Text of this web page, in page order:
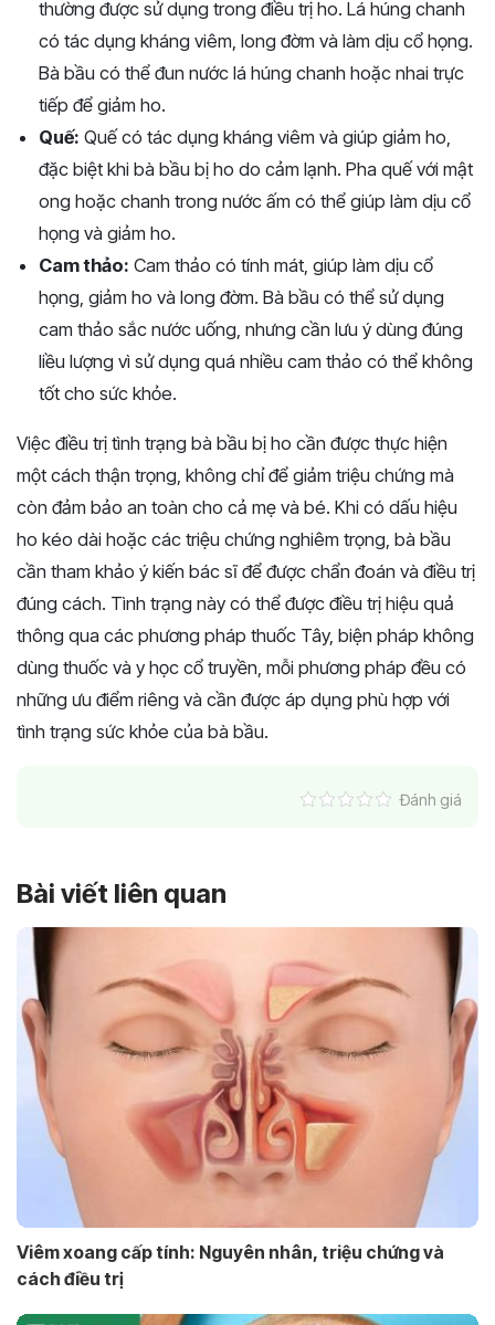
thường được sử dụng trong điều trị ho. Lá húng chanh
có tác dụng kháng viêm, long đờm và làm dịu cổ họng.
Bà bầu có thể đun nước lá húng chanh hoặc nhai trực
tiếp để giảm ho.
Quế: Quế có tác dụng kháng viêm và giúp giảm ho,
đặc biệt khi bà bầu bị ho do cảm lạnh. Pha quế với mật
ong hoặc chanh trong nước ấm có thể giúp làm dịu cổ
họng và giảm ho.
Cam thảo: Cam thảo có tính mát, giúp làm dịu cổ
họng, giảm ho và long đờm. Bà bầu có thể sử dụng
cam thảo sắc nước uống, nhưng cần lưu ý dùng đúng
liều lượng vì sử dụng quá nhiều cam thảo có thể không
tốt cho sức khỏe.
Việc điều trị tình trạng bà bầu bị ho cần được thực hiện
một cách thận trọng, không chỉ để giảm triệu chứng mà
còn đảm bảo an toàn cho cả mẹ và bé. Khi có dấu hiệu
ho kéo dài hoặc các triệu chứng nghiêm trọng, bà bầu
cần tham khảo ý kiến bác sĩ để được chẩn đoán và điều trị
đúng cách. Tình trạng này có thể được điều trị hiệu quả
thông qua các phương pháp thuốc Tây, biện pháp không
dùng thuốc và y học cổ truyền, mỗi phương pháp đều có
những ưu điểm riêng và cần được áp dụng phù hợp với
tình trạng sức khỏe của bà bầu.
Đánh giá
Bài viết liên quan
Viêm xoang cấp tính: Nguyên nhân, triệu chứng và
cách điều trị